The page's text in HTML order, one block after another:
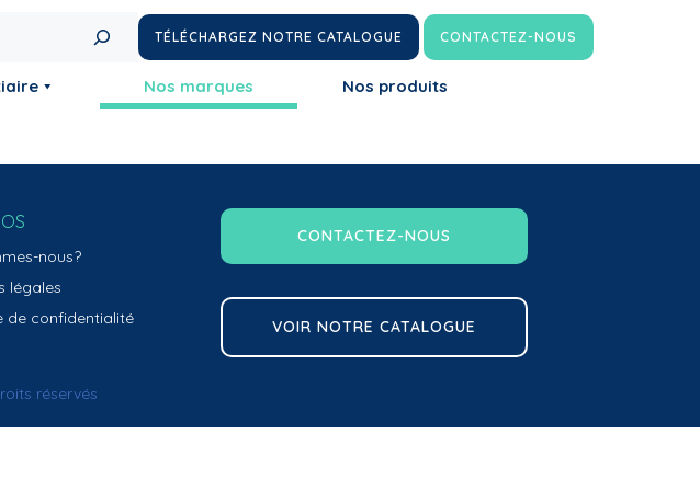
TÉLÉCHARGEZ NOTRE CATALOGUE CONTACTEZ-NOUS
Nos marques Nos produits
nous?
légales
de confidentialité
CONTACTEZ-NOUS
VOIR NOTRE CATALOGUE
réservés